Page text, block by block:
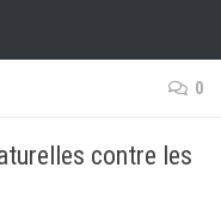
0
contre les